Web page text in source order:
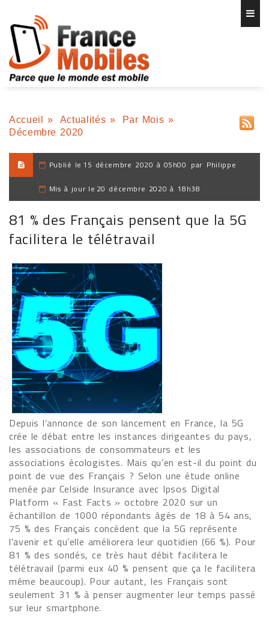
Accueil » Actualités » Par Mois »
Décembre 2020
Publié le 15 décembre 2020 à 05h00 par Philippe
Mis à jour le 20 décembre 2020 à 18h38
81 % des Français pensent que la 5G
facilitera le télétravail
Depuis l’annonce de son lancement en France, la 5G
crée le débat entre les instances dirigeantes du pays,
les associations de consommateurs et les
associations écologistes. Mais qu’en est-il du point du
point de vue des Français ? Selon une étude online
menée par Celside Insurance avec Ipsos Digital
Platform « Fast Facts » octobre 2020 sur un
échantillon de 1000 répondants âgés de 18 à 54 ans,
75 % des Français concèdent que la 5G représente
l’avenir et qu’elle améliorera leur quotidien (66 %). Pour
81 % des sondés, ce très haut débit facilitera le
télétravail (parmi eux 40 % pensent que ça le facilitera
même beaucoup). Pour autant, les Français sont
seulement 31 % à penser augmenter leur temps passé
sur leur smartphone.